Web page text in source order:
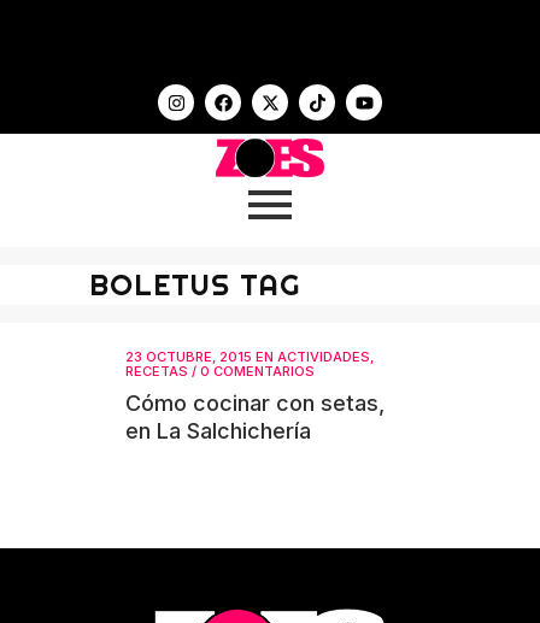
BOLETUS TAG
23 OCTUBRE, 2015 EN ACTIVIDADES,
RECETAS / 0 COMENTARIOS
Cómo cocinar con setas,
en La Salchichería